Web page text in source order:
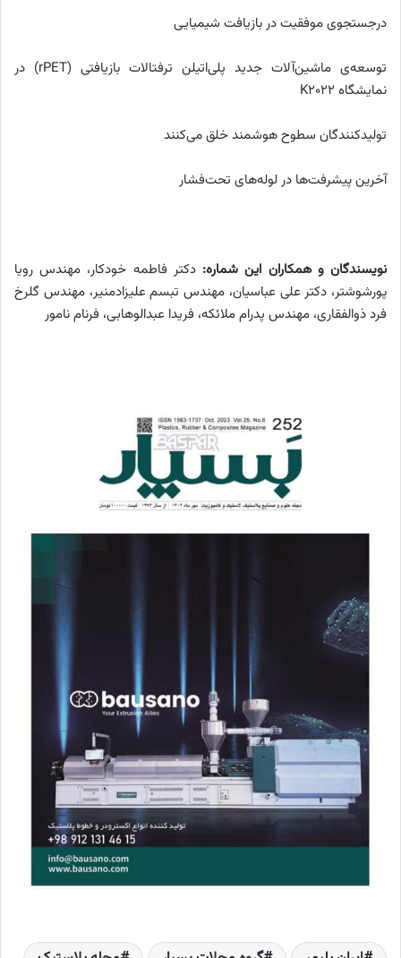
درجستجوی موفقیت در بازیافت شیمیایی
توسعه‌‌ی ماشین‌‌آلات جدید پلی‌‌اتیلن ‌‌ترفتالات بازیافتی (rPET) در
نمایشگاه K2022
تولیدکنندگان سطوح هوشمند خلق می‌کنند
آخرین پیشرفت‌‌ها در لوله‌‌های تحت‌‌فشار
نویسندگان و همکاران این شماره: دکتر فاطمه خودکار، مهندس رویا
پورشوشتر، دکتر علی عباسیان، مهندس تبسم علیزادمنیر، مهندس گلرخ
فرد ذوالفقاری، مهندس پدرام ملائکه، فریدا عبدالوهابی، فرنام نامور